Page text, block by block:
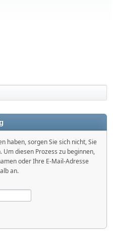
haben, sorgen Sie sich nicht, Sie
Um diesen Prozess zu beginnen,
oder Ihre E-Mail-Adresse
an.